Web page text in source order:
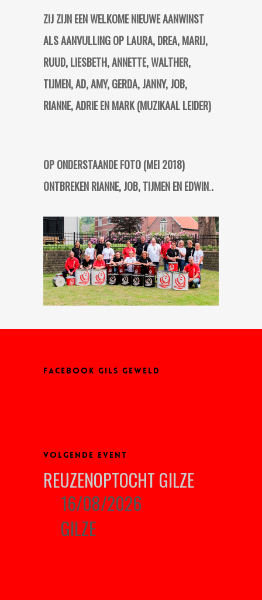
ZIJ ZIJN EEN WELKOME NIEUWE AANWINST
ALS AANVULLING OP LAURA, DREA, MARIJ,
RUUD, LIESBETH, ANNETTE, WALTHER,
TIJMEN, AD, AMY, GERDA, JANNY, JOB,
RIANNE, ADRIE EN MARK (MUZIKAAL LEIDER)
OP ONDERSTAANDE FOTO (MEI 2018)
ONTBREKEN RIANNE, JOB, TIJMEN EN EDWIN..
FACEBOOK GILS GEWELD
VOLGENDE EVENT
REUZENOPTOCHT GILZE
16/08/2026
GILZE